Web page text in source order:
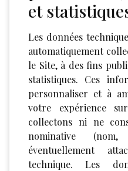
et
Les données
automatiquement
le Site, à des fins
statistiques. Ces
personnaliser et à
votre expérience
collectons ni ne
nominative
éventuellement
technique. Les